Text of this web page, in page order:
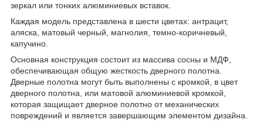
зеркал или тонких алюминиевых вставок.
Каждая модель представлена в шести цветах: антрацит,
аляска, матовый черный, магнолия, темно-коричневый,
капучино.
Основная конструкция состоит из массива сосны и МДФ,
обеспечивающая общую жесткость дверного полотна.
Дверные полотна могут быть выполнены с кромкой, в цвет
дверного полотна, или матовой алюминиевой кромкой,
которая защищает дверное полотно от механических
повреждений и является завершающим элементом дизайна.